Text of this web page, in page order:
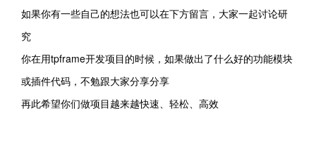
如果你有一些自己的想法也可以在下方留言，大家一起讨论研
究
你在用tpframe开发项目的时候，如果做出了什么好的功能模块
或插件代码，不勉跟大家分享分享
再此希望你们做项目越来越快速、轻松、高效